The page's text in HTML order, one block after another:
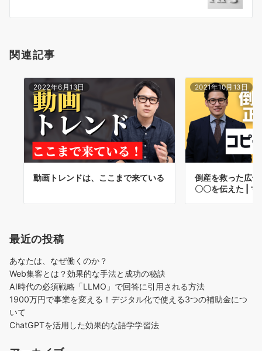
ン
関連記事
2022年6月13日
動画トレンドは、ここまで来ている
2021年10月13日
倒産を救った広
〇〇を伝えた | マ
最近の投稿
あなたは、なぜ働くのか？
Web集客とは？効果的な手法と成功の秘訣
AI時代の必須戦略「LLMO」で回答に引用される方法
1900万円で事業を変える！デジタル化で使える3つの補助金につ
いて
ChatGPTを活用した効果的な語学学習法